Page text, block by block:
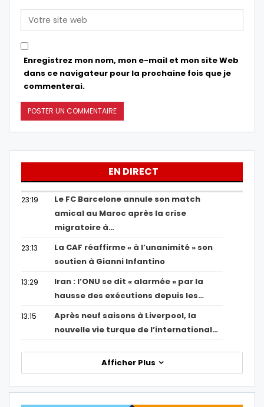
Enregistrez mon nom, mon e-mail et mon site Web
dans ce navigateur pour la prochaine fois que je
commenterai.
EN DIRECT
23:19
Le FC Barcelone annule son match
amical au Maroc après la crise
migratoire à…
23:13
La CAF réaffirme « à l’unanimité » son
soutien à Gianni Infantino
13:29
Iran : l’ONU se dit « alarmée » par la
hausse des exécutions depuis les…
13:15
Après neuf saisons à Liverpool, la
nouvelle vie turque de l’international…
Afficher Plus